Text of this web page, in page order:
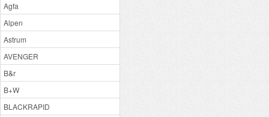
Agfa
Alpen
Astrum
AVENGER
B&r
B+W
BLACKRAPID